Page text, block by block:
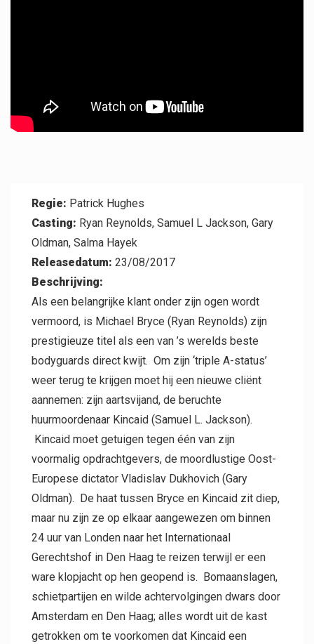
Contact
Regie: Patrick Hughes
Casting: Ryan Reynolds, Samuel L Jackson, Gary
Oldman, Salma Hayek
Releasedatum: 23/08/2017
Beschrijving:
Als een belangrijke klant onder zijn ogen wordt
vermoord, is Michael Bryce (Ryan Reynolds) zijn
prestigieuze titel als een van ’s werelds beste
bodyguards direct kwijt. Om zijn ‘triple A-status’
weer terug te krijgen moet hij een nieuwe cliënt
aannemen: zijn aartsvijand, de beruchte
huurmoordenaar Kincaid (Samuel L. Jackson).
Kincaid moet getuigen tegen één van zijn
voormalig opdrachtgevers, de moordlustige Oost-
Europese dictator Vladislav Dukhovich (Gary
Oldman). De haat tussen Bryce en Kincaid zit diep,
maar nu zijn ze op elkaar aangewezen om binnen
24 uur van Londen naar het Internationaal
Gerechtshof in Den Haag te reizen terwijl er een
ware klopjacht op hen geopend is. Bomaanslagen,
schietpartijen en wilde achtervolgingen dwars door
Amsterdam en Den Haag; alles wordt uit de kast
getrokken om te voorkomen dat Kincaid een